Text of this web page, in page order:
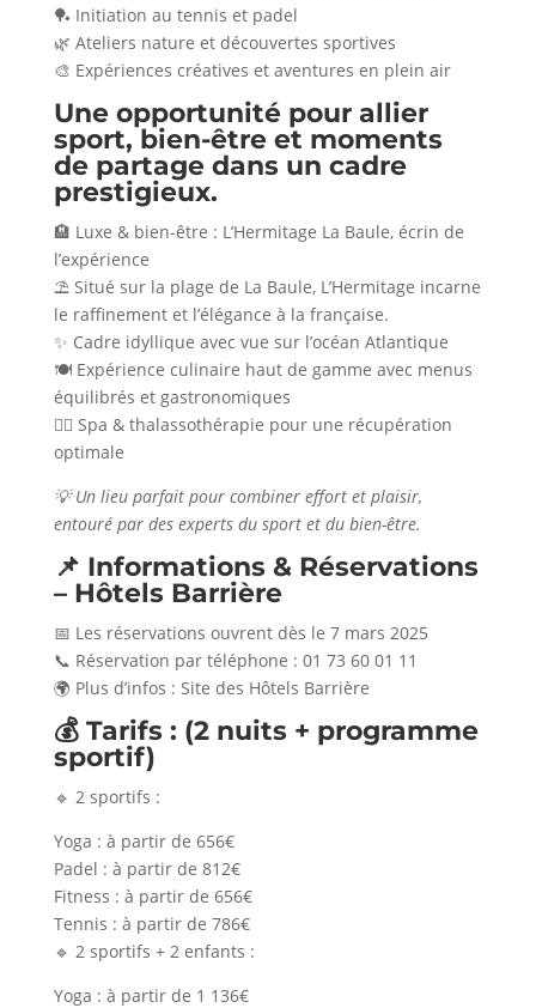
🏓 Initiation au tennis et padel
🌿 Ateliers nature et découvertes sportives
🎨 Expériences créatives et aventures en plein air
Une opportunité pour allier
sport, bien-être et moments
de partage dans un cadre
prestigieux.
🏨 Luxe & bien-être : L’Hermitage La Baule, écrin de
l’expérience
⛱️ Situé sur la plage de La Baule, L’Hermitage incarne
le raffinement et l’élégance à la française.
✨ Cadre idyllique avec vue sur l’océan Atlantique
🍽️ Expérience culinaire haut de gamme avec menus
équilibrés et gastronomiques
💆‍♂️ Spa & thalassothérapie pour une récupération
optimale
💡 Un lieu parfait pour combiner effort et plaisir,
entouré par des experts du sport et du bien-être.
📌 Informations & Réservations
– Hôtels Barrière
📅 Les réservations ouvrent dès le 7 mars 2025
📞 Réservation par téléphone : 01 73 60 01 11
🌍 Plus d’infos : Site des Hôtels Barrière
💰 Tarifs : (2 nuits + programme
sportif)
🔹 2 sportifs :
Yoga : à partir de 656€
Padel : à partir de 812€
Fitness : à partir de 656€
Tennis : à partir de 786€
🔹 2 sportifs + 2 enfants :
Yoga : à partir de 1 136€